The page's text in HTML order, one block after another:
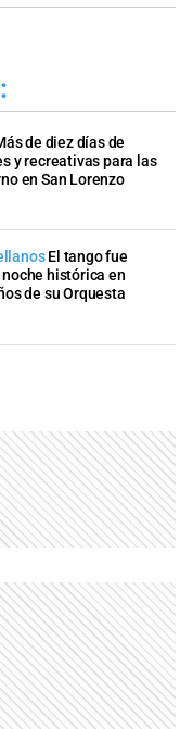
de diez días de
y recreativas para las
en San Lorenzo
El tango fue
histórica en
de su Orquesta